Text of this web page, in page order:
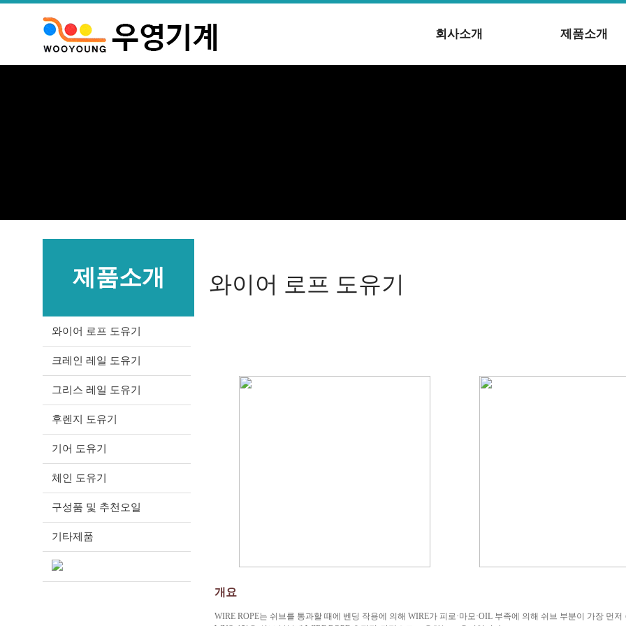
회사소개 제품소개
제품소개
와이어 로프 도유기
크레인 레일 도유기
그리스 레일 도유기
후렌지 도유기
기어 도유기
체인 도유기
구성품 및 추천오일
기타제품
와이어 로프 도유기
개요
WIRE ROPE는 쉬브를 통과할 때에 벤딩 작용에 의해 WIRE가 피로·마모·OIL 부족에 의해 쉬브 부분이 가장 먼저